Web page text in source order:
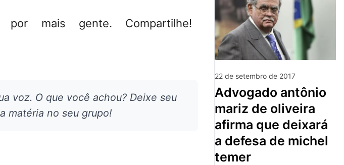
mais gente. Compartilhe!
voz. O que você achou? Deixe seu
matéria no seu grupo!
22 de setembro de 2017
advogado antônio
mariz de oliveira
afirma que deixará
a defesa de michel
temer